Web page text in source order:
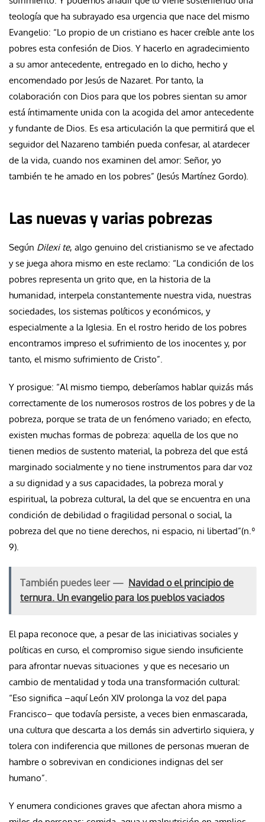
teología que ha subrayado esa urgencia que nace del mismo
Evangelio: “Lo propio de un cristiano es hacer creíble ante los
pobres esta confesión de Dios. Y hacerlo en agradecimiento
a su amor antecedente, entregado en lo dicho, hecho y
encomendado por Jesús de Nazaret. Por tanto, la
colaboración con Dios para que los pobres sientan su amor
está íntimamente unida con la acogida del amor antecedente
y fundante de Dios. Es esa articulación la que permitirá que el
seguidor del Nazareno también pueda confesar, al atardecer
de la vida, cuando nos examinen del amor: Señor, yo
también te he amado en los pobres” (Jesús Martínez Gordo).
Las nuevas y varias pobrezas
Según Dilexi te, algo genuino del cristianismo se ve afectado
y se juega ahora mismo en este reclamo: “La condición de los
pobres representa un grito que, en la historia de la
humanidad, interpela constantemente nuestra vida, nuestras
sociedades, los sistemas políticos y económicos, y
especialmente a la Iglesia. En el rostro herido de los pobres
encontramos impreso el sufrimiento de los inocentes y, por
tanto, el mismo sufrimiento de Cristo”.
Y prosigue: “Al mismo tiempo, deberíamos hablar quizás más
correctamente de los numerosos rostros de los pobres y de la
pobreza, porque se trata de un fenómeno variado; en efecto,
existen muchas formas de pobreza: aquella de los que no
tienen medios de sustento material, la pobreza del que está
marginado socialmente y no tiene instrumentos para dar voz
a su dignidad y a sus capacidades, la pobreza moral y
espiritual, la pobreza cultural, la del que se encuentra en una
condición de debilidad o fragilidad personal o social, la
pobreza del que no tiene derechos, ni espacio, ni libertad”(n.º
9).
También puedes leer — Navidad o el principio de
ternura. Un evangelio para los pueblos vaciados
El papa reconoce que, a pesar de las iniciativas sociales y
políticas en curso, el compromiso sigue siendo insuficiente
para afrontar nuevas situaciones y que es necesario un
cambio de mentalidad y toda una transformación cultural:
“Eso significa –aquí León XIV prolonga la voz del papa
Francisco– que todavía persiste, a veces bien enmascarada,
una cultura que descarta a los demás sin advertirlo siquiera, y
tolera con indiferencia que millones de personas mueran de
hambre o sobrevivan en condiciones indignas del ser
humano”.
Y enumera condiciones graves que afectan ahora mismo a